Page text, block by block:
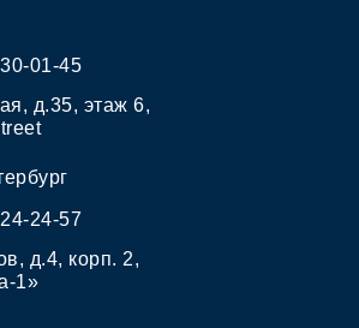
д.4, корп. 2,
1»
24-57
д.35, этаж 6,
01-45